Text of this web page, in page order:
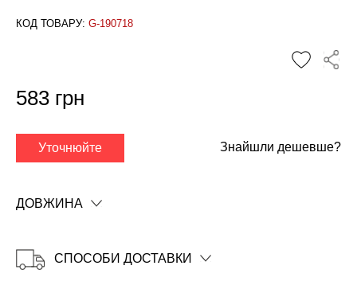
КОД ТОВАРУ: G-190718
583 грн
Уточнюйте Знайшли дешевше?
ДОВЖИНА
СПОСОБИ ДОСТАВКИ